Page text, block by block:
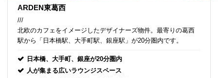
ARDEN東葛西
///
北欧のカフェをイメージしたデザイナーズ物件。最寄りの葛西
駅から「日本橋駅、大手町駅、銀座駅」が20分圏内です。
日本橋、大手町、銀座が20分圏内
人が集まる広いラウンジスペース